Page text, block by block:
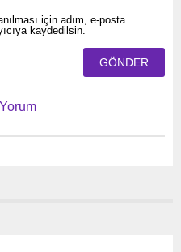
için adım, e-posta
kaydedilsin.